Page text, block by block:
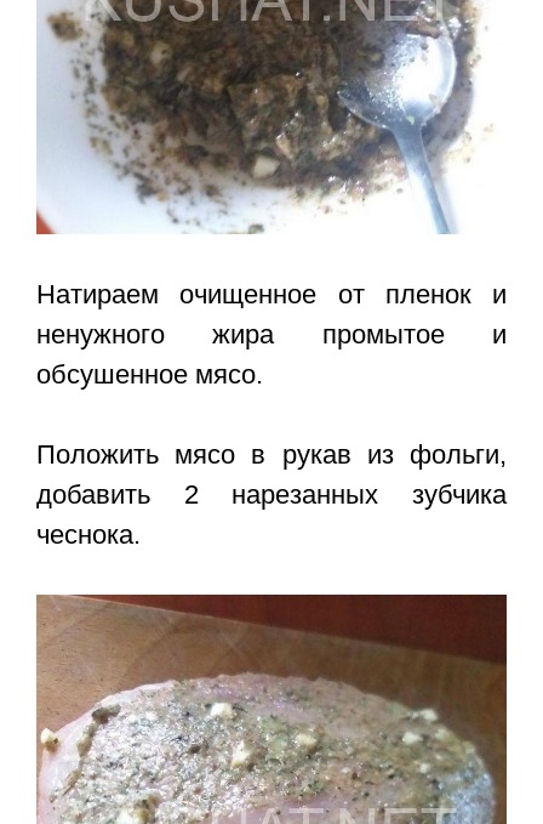
Натираем очищенное от пленок и
ненужного жира промытое и
обсушенное мясо.
Положить мясо в рукав из фольги,
добавить 2 нарезанных зубчика
чеснока.